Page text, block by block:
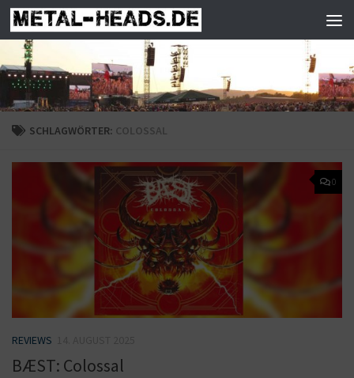
Zum Inhalt springen
SCHLAGWÖRTER: COLOSSAL
0
REVIEWS
BÆST: Colossal